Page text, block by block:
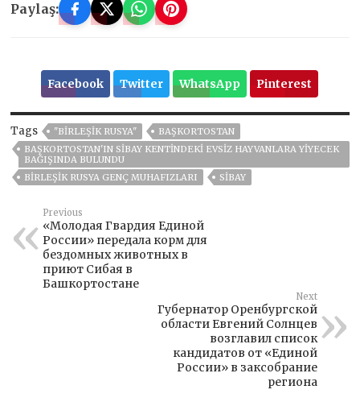
Paylaş:
Facebook Twitter WhatsApp Pinterest
Tags "BIRLEŞIK RUSYA"
BAŞKORTOSTAN
BAŞKORTOSTAN'IN SIBAY KENTINDEKI EVSIZ HAYVANLARA YIYECEK
BAĞIŞINDA BULUNDU
BIRLEŞIK RUSYA GENÇ MUHAFIZLARI
SIBAY
Previous
«Молодая Гвардия Единой
России» передала корм для
бездомных животных в
приют Сибая в
Башкортостане
Next
Губернатор Оренбургской
области Евгений Солнцев
возглавил список
кандидатов от «Единой
России» в заксобрание
региона